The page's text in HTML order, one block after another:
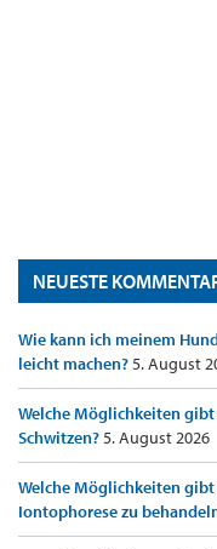
NEUESTE
Wie kann ich meinem
leicht machen?5. August
Welche Möglichkeiten
Schwitzen?5. August 2026
Welche Möglichkeiten
Iontophorese zu